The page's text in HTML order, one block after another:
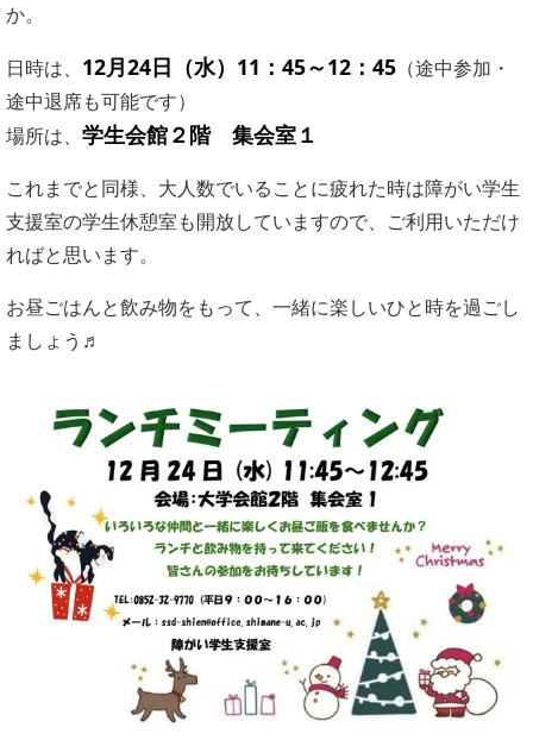
か。
日時は、 12月24日（水）11：45～12：45 （途中参加・
途中退席も可能です）
場所は、 学生会館２階 集会室１
これまでと同様、大人数でいることに疲れた時は障がい学生
支援室の学生休憩室も開放していますので、ご利用いただけ
ればと思います。
お昼ごはんと飲み物をもって、一緒に楽しいひと時を過ごし
ましょう♬